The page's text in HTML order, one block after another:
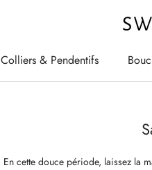
Colliers & Pendentifs
En cette douce période, laissez la